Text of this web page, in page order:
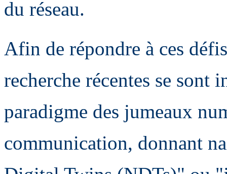
du réseau.
Afin de répondre à ces
recherche récentes se sont
paradigme des jumeaux
communication, donnant